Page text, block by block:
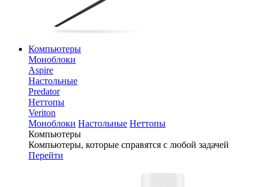
Компьютеры
Моноблоки
Aspire
Настольные
Predator
Неттопы
Veriton
Моноблоки Настольные Неттопы
Компьютеры
Компьютеры, которые справятся с любой задачей
Перейти